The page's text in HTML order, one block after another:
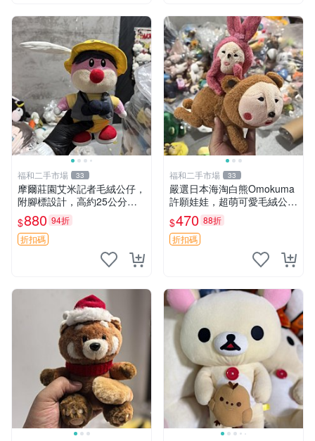
福和二手市場 33
摩爾莊園艾米記者毛絨公仔，
附腳標設計，高約25公分，
全新未拆封，限量珍藏。艾米
記者 毛絨公仔 超萌玩偶
$880 94折
折扣碼
福和二手市場 33
嚴選日本海淘白熊Omokuma
許願娃娃，超萌可愛毛絨公仔
推薦收藏 白熊 Omokuma 毛
絨玩具 偽裝娃娃 玩具擺飾
$470 88折
折扣碼